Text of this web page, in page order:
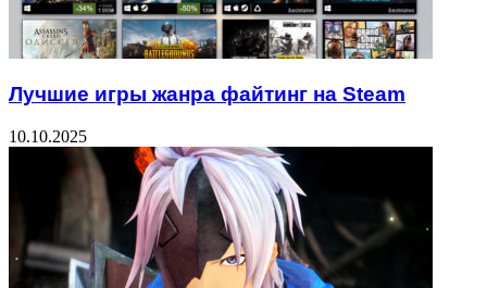
Лучшие игры жанра файтинг на Steam
10.10.2025